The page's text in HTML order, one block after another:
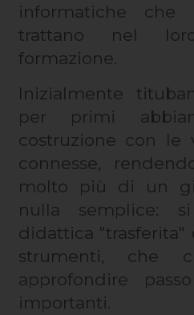
informatiche che
trattano nel
formazione.
Inizialmente
per primi
costruzione con le
connesse,
molto più di un
nulla semplice:
didattica "trasferita"
strumenti, che
approfondire
importanti.